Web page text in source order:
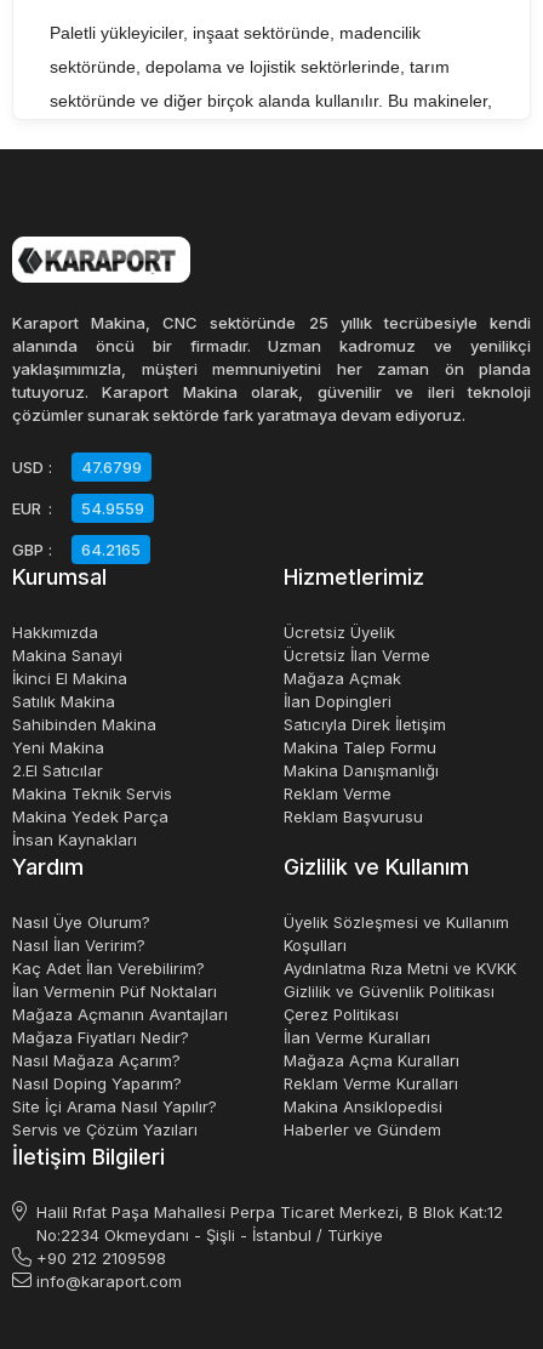
Paletli yükleyiciler, inşaat sektöründe, madencilik
sektöründe, depolama ve lojistik sektörlerinde, tarım
sektöründe ve diğer birçok alanda kullanılır. Bu makineler,
tanırlar.
tasarlanmıştır. Bu makineler, çeşitli arazi koşullarında
kullanılabilirler ve sert zeminlerde bile yüksek performans
gösterirler. Paletli yükleyiciler, genellikle yakıt tasarrufu
Paletli yükleyicilerin birçok avantajı vardır. Özellikle dar
alanlarda çalışmak için idealdirler. Paletli yükleyiciler,
tekerlekli yükleyicilere göre daha az yer kaplarlar ve daha
yükleyiciler daha fazla yük kapasitesine sahip olabilirler.
Paletli yükleyicilerin kullanımı oldukça kolaydır.
Operatörler, genellikle kabin içindeki kontrol panelleri
üzerinden yükleyiciyi kontrol ederler. Hidrolik kollar ile
kontrol edilen yükleyiciler, malzemelerin yüklenmesi ve
boşaltılması işlemlerini kolaylaştırır. Paletli yükleyiciler,
donatılmıştır.
Sonuç olarak, paletli yükleyiciler, malzeme taşıma
işlemlerinde kullanılan çok amaçlı makinelerdir. Bu
makineler, yüksek verimlilikleri ve taşıma kapasiteleri ile
öne çıkarlar. Paletli yükleyiciler, dar alanlarda çalışmak
için idealdirler ve zorlu koşullarda kullanılabilirler. Bu
makineler, çevre dostu motorlar ile donatılmıştır ve
sistemlerle donatılmıştır.
Karaport Makina, CNC sektöründe 25 yıllık tecrübesiyle kendi
alanında öncü bir firmadır. Uzman kadromuz ve yenilikçi
yaklaşımımızla, müşteri memnuniyetini her zaman ön planda
tutuyoruz. Karaport Makina olarak, güvenilir ve ileri teknoloji
çözümler sunarak sektörde fark yaratmaya devam ediyoruz.
USD : 47.6799
EUR : 54.9559
GBP : 64.2165
Kurumsal
Hakkımızda
Makina Sanayi
İkinci El Makina
Satılık Makina
Sahibinden Makina
Yeni Makina
2.El Satıcılar
Makina Teknik Servis
Makina Yedek Parça
İnsan Kaynakları
Hizmetlerimiz
Ücretsiz Üyelik
Ücretsiz İlan Verme
Mağaza Açmak
İlan Dopingleri
Satıcıyla Direk İletişim
Makina Talep Formu
Makina Danışmanlığı
Reklam Verme
Reklam Başvurusu
Yardım
Nasıl Üye Olurum?
Nasıl İlan Veririm?
Kaç Adet İlan Verebilirim?
İlan Vermenin Püf Noktaları
Mağaza Açmanın Avantajları
Mağaza Fiyatları Nedir?
Nasıl Mağaza Açarım?
Nasıl Doping Yaparım?
Site İçi Arama Nasıl Yapılır?
Servis ve Çözüm Yazıları
Gizlilik ve Kullanım
Üyelik Sözleşmesi ve Kullanım
Koşulları
Aydınlatma Rıza Metni ve KVKK
Gizlilik ve Güvenlik Politikası
Çerez Politikası
İlan Verme Kuralları
Mağaza Açma Kuralları
Reklam Verme Kuralları
Makina Ansiklopedisi
Haberler ve Gündem
İletişim Bilgileri
Halil Rıfat Paşa Mahallesi Perpa Ticaret Merkezi, B Blok Kat:12
No:2234 Okmeydanı - Şişli - İstanbul / Türkiye
+90 212 2109598
info@karaport.com